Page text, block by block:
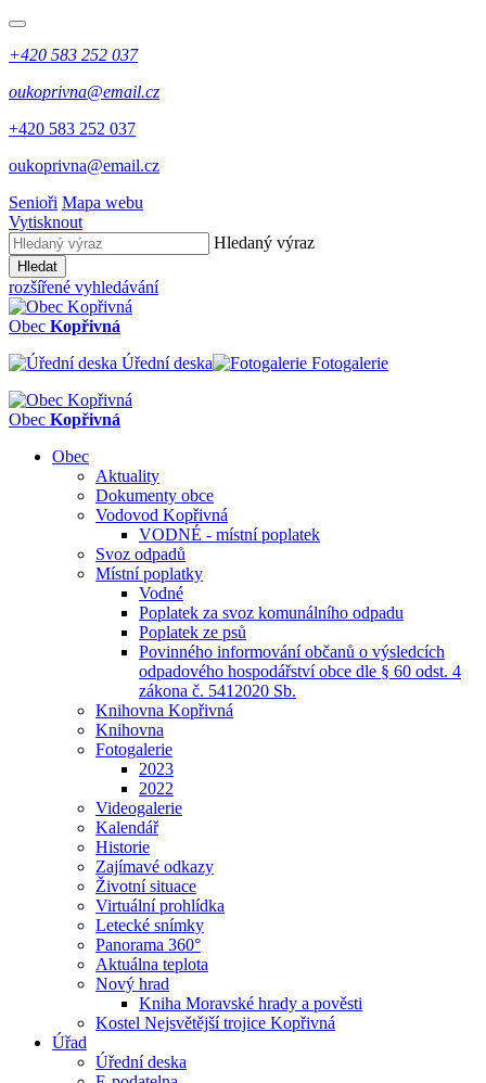
+420 583 252 037
oukoprivna@email.cz
+420 583 252 037
oukoprivna@email.cz
Senioři Mapa webu
Vytisknout
Hledaný výraz
Hledat
rozšířené vyhledávání
Obec Kopřivná
Úřední deska
Fotogalerie
Obec Kopřivná
Obec
Aktuality
Dokumenty obce
Vodovod Kopřivná
VODNÉ - místní poplatek
Svoz odpadů
Místní poplatky
Vodné
Poplatek za svoz komunálního odpadu
Poplatek ze psů
Povinného informování občanů o výsledcích
odpadového hospodářství obce dle § 60 odst. 4
zákona č. 5412020 Sb.
Knihovna Kopřivná
Knihovna
Fotogalerie
2023
2022
Videogalerie
Kalendář
Historie
Zajímavé odkazy
Životní situace
Virtuální prohlídka
Letecké snímky
Panorama 360°
Aktuálna teplota
Nový hrad
Kniha Moravské hrady a pověsti
Kostel Nejsvětější trojice Kopřivná
Úřad
Úřední deska